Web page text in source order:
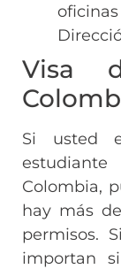
Visa
Si usted
Colombia,
hay más
permisos.
importan